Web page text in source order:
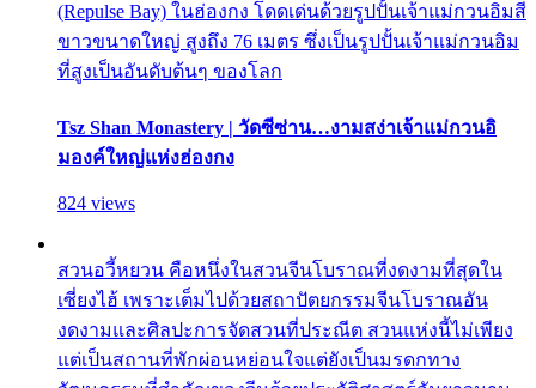
(Repulse Bay) ในฮ่องกง โดดเด่นด้วยรูปปั้นเจ้าแม่กวนอิมสี
ขาวขนาดใหญ่ สูงถึง 76 เมตร ซึ่งเป็นรูปปั้นเจ้าแม่กวนอิม
ที่สูงเป็นอันดับต้นๆ ของโลก
Tsz Shan Monastery | วัดซีซ่าน…งามสง่าเจ้าแม่กวนอิ
มองค์ใหญ่แห่งฮ่องกง
824 views
สวนอวี้หยวน คือหนึ่งในสวนจีนโบราณที่งดงามที่สุดใน
เซี่ยงไฮ้ เพราะเต็มไปด้วยสถาปัตยกรรมจีนโบราณอัน
งดงามและศิลปะการจัดสวนที่ประณีต สวนแห่งนี้ไม่เพียง
แต่เป็นสถานที่พักผ่อนหย่อนใจแต่ยังเป็นมรดกทาง